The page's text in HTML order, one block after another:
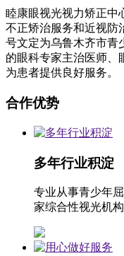
睦康眼视光视力矫正中
不正矫治服务和近视防
号文定为乌鲁木齐市青
的眼科专家主治医师、
为患者提供良好服务。
合作优势
多年行业积淀
专业从事青少年
家综合性视光机构